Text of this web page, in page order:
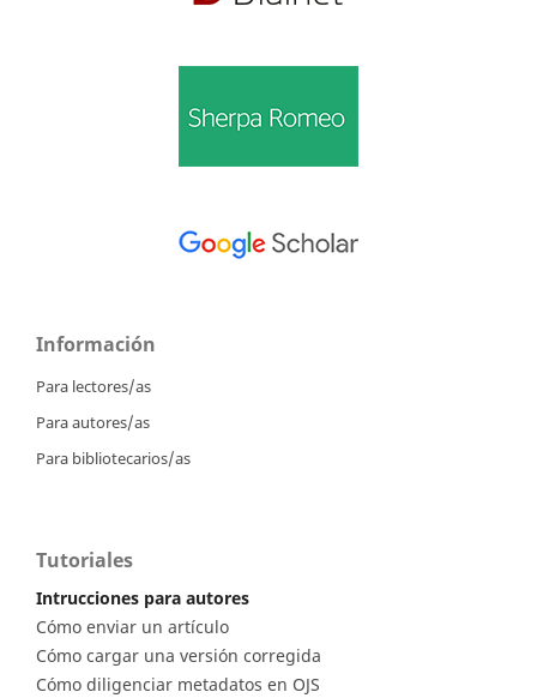
Información
Para lectores/as
Para autores/as
Para bibliotecarios/as
Tutoriales
Intrucciones para autores
Cómo enviar un artículo
Cómo cargar una versión corregida
Cómo diligenciar metadatos en OJS